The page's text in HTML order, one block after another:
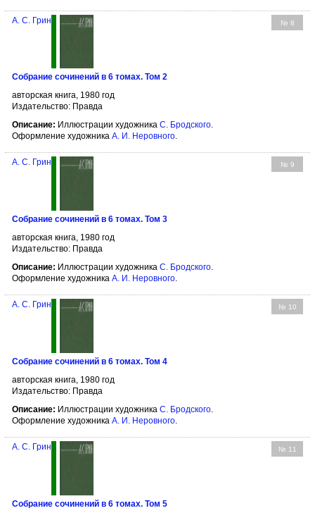
№ 8
А. С. Грин
Собрание сочинений в 6 томах. Том 2
авторская книга, 1980 год
Издательство: Правда
Описание: Иллюстрации художника С. Бродского.
Оформление художника А. И. Неровного.
№ 9
А. С. Грин
Собрание сочинений в 6 томах. Том 3
авторская книга, 1980 год
Издательство: Правда
Описание: Иллюстрации художника С. Бродского.
Оформление художника А. И. Неровного.
№ 10
А. С. Грин
Собрание сочинений в 6 томах. Том 4
авторская книга, 1980 год
Издательство: Правда
Описание: Иллюстрации художника С. Бродского.
Оформление художника А. И. Неровного.
№ 11
А. С. Грин
Собрание сочинений в 6 томах. Том 5